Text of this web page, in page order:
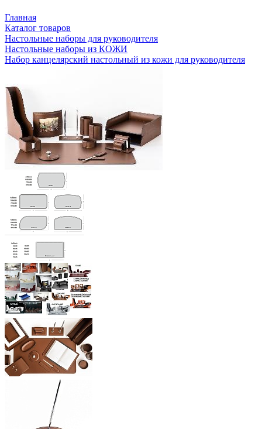
Главная
Каталог товаров
Настольные наборы для руководителя
Настольные наборы из КОЖИ
Набор канцелярский настольный из кожи для руководителя